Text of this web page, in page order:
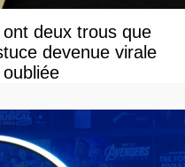
deux trous que
devenue virale